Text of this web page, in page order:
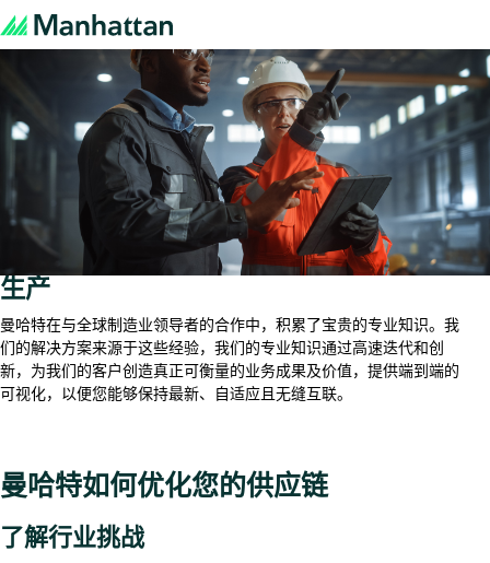
生产
曼哈特在与全球制造业领导者的合作中，积累了宝贵的专业知识。我
们的解决方案来源于这些经验，我们的专业知识通过高速迭代和创
新，为我们的客户创造真正可衡量的业务成果及价值，提供端到端的
可视化，以便您能够保持最新、自适应且无缝互联。
曼哈特如何优化您的供应链
了解行业挑战